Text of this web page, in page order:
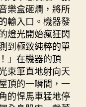
樂盒砸爛，將所
輸入口。機器發
燈光開始瘋狂閃
到極致純粹的單
」在機器的頂
束筆直地射向天
頂的一瞬間，一
的悍馬車猛地停